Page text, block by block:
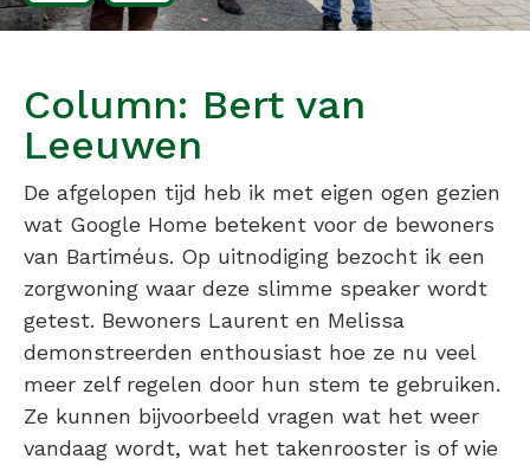
Column: Bert van
Leeuwen
De afgelopen tijd heb ik met eigen ogen gezien
wat Google Home betekent voor de bewoners
van Bartiméus. Op uitnodiging bezocht ik een
zorgwoning waar deze slimme speaker wordt
getest. Bewoners Laurent en Melissa
demonstreerden enthousiast hoe ze nu veel
meer zelf regelen door hun stem te gebruiken.
Ze kunnen bijvoorbeeld vragen wat het weer
vandaag wordt, wat het takenrooster is of wie